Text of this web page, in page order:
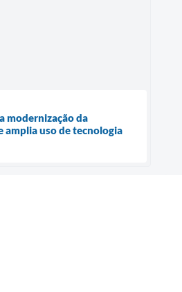
modernização da
amplia uso de tecnologia